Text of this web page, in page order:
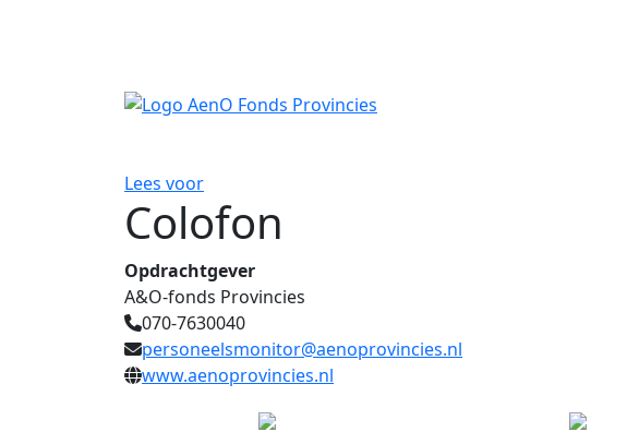
Lees voor
Colofon
Opdrachtgever
A&O-fonds Provincies
070-7630040
personeelsmonitor@aenoprovincies.nl
www.aenoprovincies.nl